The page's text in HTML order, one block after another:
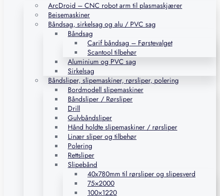
ArcDroid – CNC robot arm til plasmaskjærer
Beisemaskiner
Båndsag, sirkelsag og alu / PVC sag
Båndsag
Carif båndsag – Førstevalget
Scantool tilbehør
Aluminium og PVC sag
Sirkelsag
Båndsliper, slipemaskiner, rørsliper, polering
Bordmodell slipemaskiner
Båndsliper / Rørsliper
Drill
Gulvbåndsliper
Hånd holdte slipemaskiner / rørsliper
Linær sliper og tilbehør
Polering
Rettsliper
Slipebånd
40x780mm til rørsliper og slipesverd
75×2000
100×1220